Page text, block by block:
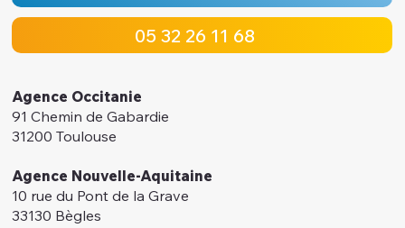
05 32 26 11 68
Agence Occitanie
91 Chemin de Gabardie
31200 Toulouse
Agence Nouvelle-Aquitaine
10 rue du Pont de la Grave
33130 Bègles